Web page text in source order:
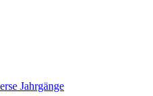
Jahrgänge